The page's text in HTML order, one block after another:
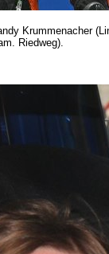
Krummenacher
Riedweg).